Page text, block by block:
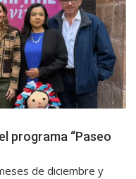
programa “Paseo
de diciembre y